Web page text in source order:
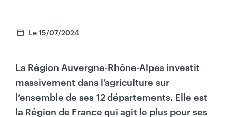
Le 15/07/2024
La Région Auvergne-Rhône-Alpes investit
massivement dans l’agriculture sur
l’ensemble de ses 12 départements. Elle est
la Région de France qui agit le plus pour ses